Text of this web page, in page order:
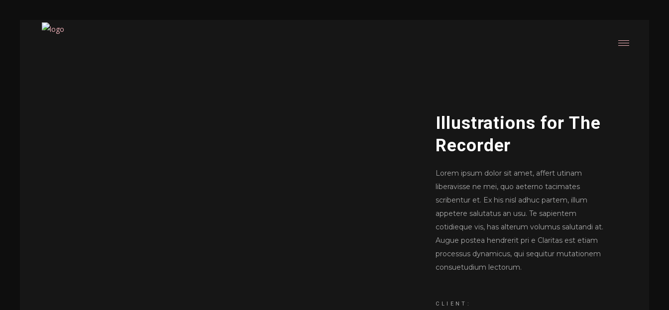
Illustrations for The
Recorder
Lorem ipsum dolor sit amet, affert utinam
liberavisse ne mei, quo aeterno tacimates
scribentur et. Ex his nisl adhuc partem, illum
appetere salutatus an usu. Te sapientem
cotidieque vis, has alterum volumus salutandi at.
Augue postea hendrerit pri e Claritas est etiam
processus dynamicus, qui sequitur mutationem
consuetudium lectorum.
CLIENT: